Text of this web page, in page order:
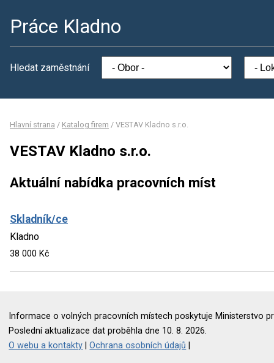
Práce Kladno
Hledat zaměstnání
Hlavní strana / Katalog firem / VESTAV Kladno s.r.o.
VESTAV Kladno s.r.o.
Aktuální nabídka pracovních míst
Skladník/ce
Kladno
38 000 Kč
Informace o volných pracovních místech poskytuje Ministerstvo
Poslední aktualizace dat proběhla dne 10. 8. 2026.
O webu a kontakty |Ochrana osobních údajů